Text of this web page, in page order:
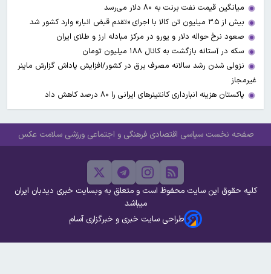
میانگین قیمت نفت برنت به ۸۰ دلار می‌رسد
بیش از ۳.۵ میلیون تن کالا با اجرای «تقدم قبض انبار» وارد کشور شد
صعود نرخ حواله دلار و یورو در مرکز مبادله ارز و طلای ایران
سکه در آستانه بازگشت به کانال ۱۸۸ میلیون تومان
نزولی شدن رشد سالانه مصرف برق در کشور/افزایش پاداش گزارش ماینر
غیرمجاز
پاکستان هزینه انبارداری کانتینرهای ایرانی را ۸۰ درصد کاهش داد
صفحه نخست سیاسی اقتصادی فرهنگی و اجتماعی ورزشی سلامت عکس
کلیه حقوق این سایت محفوظ است و متعلق به وبسایت خبری دیدبان ایران
میباشد
طراحی سایت خبری و خبرگزاری آسام